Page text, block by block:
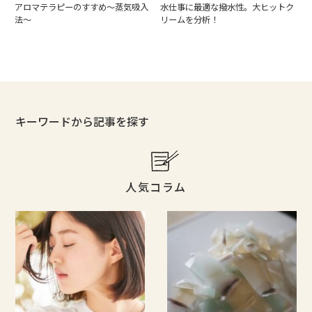
アロマテラピーのすすめ～蒸気吸入
法～
水仕事に最適な撥水性。大ヒットク
リームを分析！
キーワードから記事を探す
人気コラム